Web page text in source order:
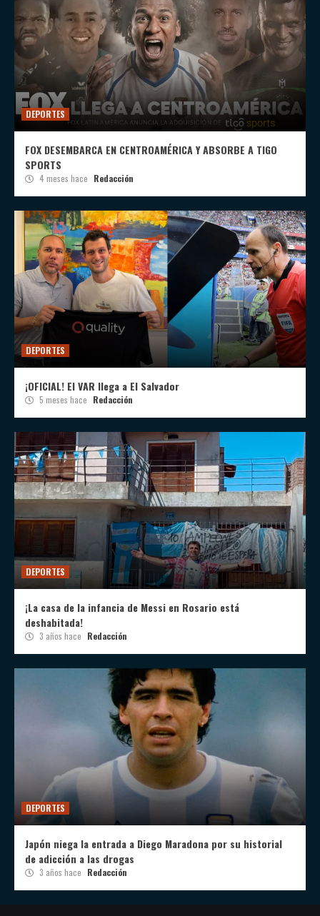
DEPORTES
FOX DESEMBARCA EN CENTROAMÉRICA Y ABSORBE A TIGO
SPORTS
4 meses hace Redacción
DEPORTES
¡OFICIAL! El VAR llega a El Salvador
5 meses hace Redacción
DEPORTES
¡La casa de la infancia de Messi en Rosario está
deshabitada!
3 años hace Redacción
DEPORTES
Japón niega la entrada a Diego Maradona por su historial
de adicción a las drogas
3 años hace Redacción